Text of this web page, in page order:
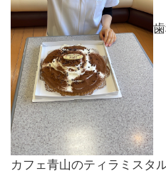
カフェ青山のティラミスタ